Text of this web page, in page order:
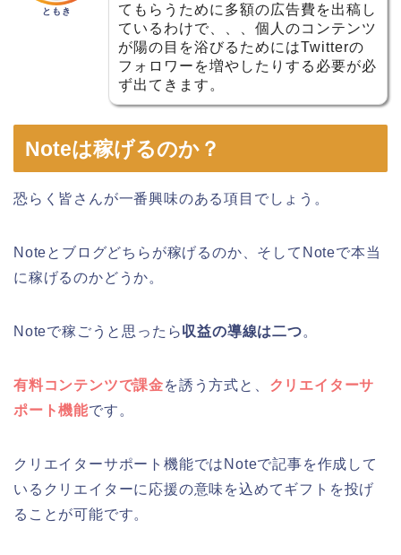
ともき
てもらうために多額の広告費を出稿し
ているわけで、、、個人のコンテンツ
が陽の目を浴びるためにはTwitterの
フォロワーを増やしたりする必要が必
ず出てきます。
Noteは稼げるのか？
恐らく皆さんが一番興味のある項目でしょう。
Noteとブログどちらが稼げるのか、そしてNoteで本当
に稼げるのかどうか。
Noteで稼ごうと思ったら収益の導線は二つ。
有料コンテンツで課金を誘う方式と、 クリエイターサ
ポート機能です。
クリエイターサポート機能ではNoteで記事を作成して
いるクリエイターに応援の意味を込めてギフトを投げ
ることが可能です。